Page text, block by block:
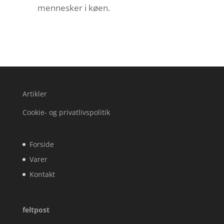
mennesker i køen.
Artikler
Cookie- og privatlivspolitik
Forside
Varer
Kontakt
feltpost